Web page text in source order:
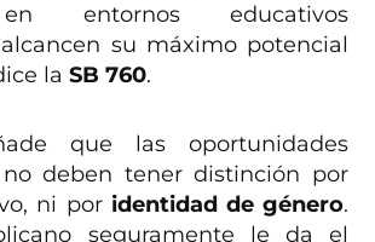
entornos educativos
su máximo potencial
laSB 760.
que las oportunidades
no deben tener distinción por
ni por identidad de género.
seguramente le da el